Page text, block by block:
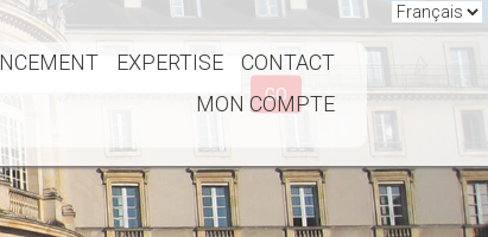
EXPERTISE
CONTACT
MON COMPTE
GO